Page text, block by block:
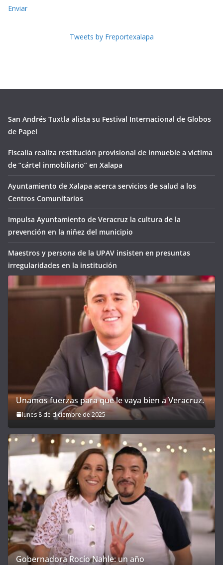
Enviar
Tweets by Freportexalapa
San Andrés Tuxtla alista su Festival Internacional de Globos
de Papel
Fiscalía realiza restitución provisional de inmueble a víctima
de “cártel inmobiliario” en Xalapa
Ayuntamiento de Xalapa acerca servicios de salud a los
Centros Comunitarios
Impulsa Ayuntamiento de Veracruz la cultura de la
prevención en la niñez del municipio
Maestros y persona de la UPAV insisten en presuntas
irregularidades en la institución
Unamos fuerzas para que le vaya bien a Veracruz.
lunes 8 de diciembre de 2025
Gobernadora Rocío Nahle: un año